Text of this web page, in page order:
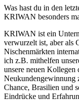
Was hast du in den
KRIWAN besonders
KRIWAN ist ein
verwurzelt ist, aber als
Nischenmärkten
ich z.B. mithelfen
unsere neuen Kollegen
Neukundengewinnung
Chance, Brasilien und
Eindrücke und